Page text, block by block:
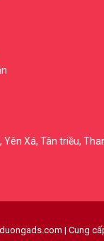
Xá, Tân triều,
| Cung